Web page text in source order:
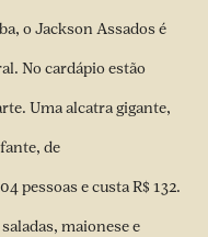
o Jackson Assados é
No cardápio estão
Uma alcatra gigante,
de
pessoas e custa R$ 132.
maionese e